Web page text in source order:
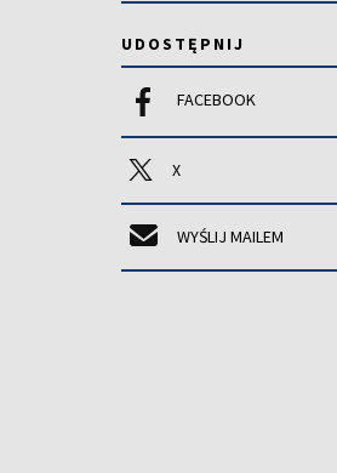
UDOSTĘPNIJ
FACEBOOK
X
WYŚLIJ MAILEM